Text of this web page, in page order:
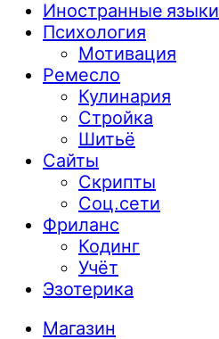
Иностранные языки
Психология
Мотивация
Ремесло
Кулинария
Стройка
Шитьё
Сайты
Скрипты
Соц.сети
Фриланс
Кодинг
Учёт
Эзотерика
Магазин